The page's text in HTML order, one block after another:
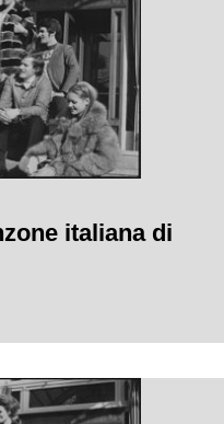
italiana di